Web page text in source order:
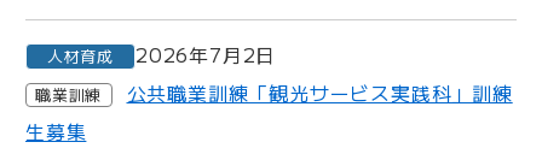
人材育成 2026年7月2日
職業訓練
公共職業訓練「観光サービス実践科」訓練
生募集